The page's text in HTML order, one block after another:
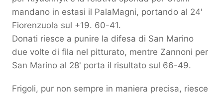
mandano in estasi il PalaMagni, portando al 24'
Fiorenzuola sul +19. 60-41.
Donati riesce a punire la difesa di San Marino
due volte di fila nel pitturato, mentre Zannoni per
San Marino al 28' porta il risultato sul 66-49.
Frigoli, pur non sempre in maniera precisa, riesce